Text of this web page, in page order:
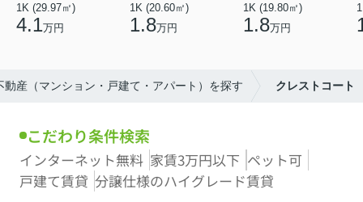
1K (29.97㎡)
4.1万円
1K (20.60㎡)
1.8万円
1K (19.80㎡)
1.8万円
産（マンション・戸建て・アパート）を探す クレストコート
こだわり条件検索
インターネット無料 家賃3万円以下 ペット可
戸建て賃貸 分譲仕様のハイグレード賃貸